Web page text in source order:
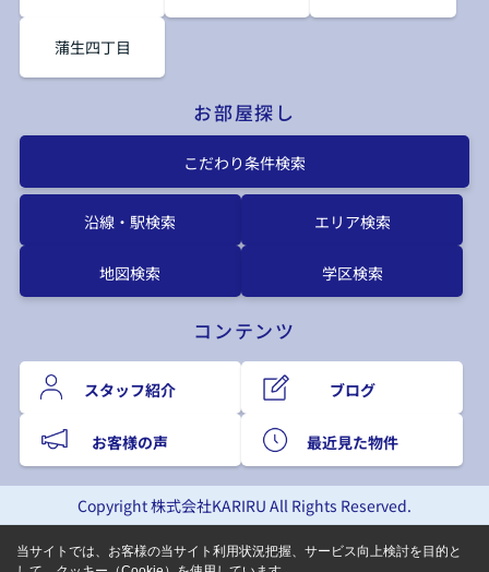
蒲生四丁目
お部屋探し
こだわり条件検索
沿線・駅検索 エリア検索
地図検索 学区検索
コンテンツ
スタッフ紹介 ブログ
お客様の声 最近見た物件
Copyright 株式会社KARIRU All Rights Reserved.
当サイトでは、お客様の当サイト利用状況把握、サービス向上検討を目的と